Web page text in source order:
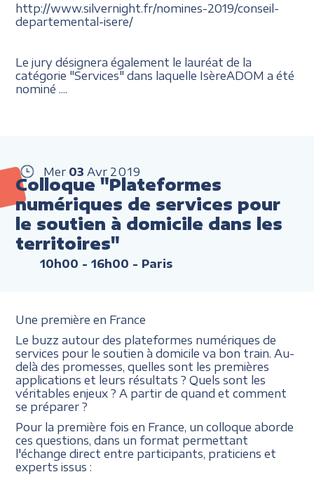
http://www.silvernight.fr/nomines-2019/conseil-
departemental-isere/
Le jury désignera également le lauréat de la
catégorie "Services" dans laquelle IsèreADOM a été
nominé ....
Mer 03 Avr 2019
Colloque "Plateformes
numériques de services pour
le soutien à domicile dans les
territoires"
10h00 - 16h00 - Paris
Une première en France
Le buzz autour des plateformes numériques de
services pour le soutien à domicile va bon train. Au-
delà des promesses, quelles sont les premières
applications et leurs résultats ? Quels sont les
véritables enjeux ? A partir de quand et comment
se préparer ?
Pour la première fois en France, un colloque aborde
ces questions, dans un format permettant
l'échange direct entre participants, praticiens et
experts issus :